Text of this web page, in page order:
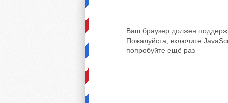
Ваш браузер должен
Пожалуйста, включите
попробуйте ещё раз